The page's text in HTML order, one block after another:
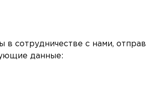
в сотрудничестве с нами,
данные: